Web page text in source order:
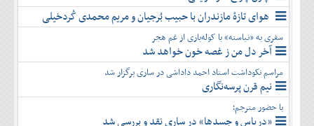
هوای تازۀ مازندران با حبیب بُرجیان و مریم محمدی کُردخیلی
سفری به «نیاسته» با کوله‌باری از غم هجر
آخر دل من ز غصه خون خواهد شد
مراسم نکوداشت استاد احمد داداشی در ساری برگزار شد
نیم قرن پرسه‌نگاری
با حضور مترجم؛
«دریاس و جسدها» در ساری نقد و بررسی شد